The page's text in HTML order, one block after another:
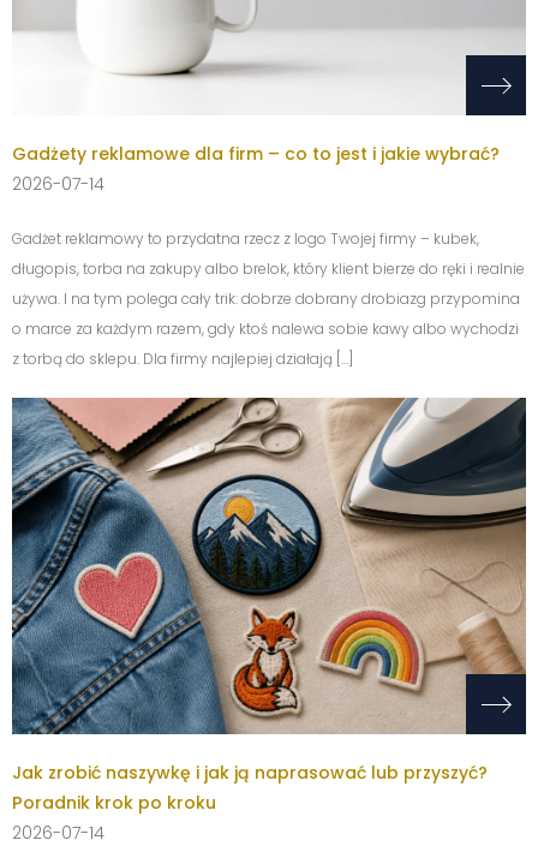
Gadżety reklamowe dla firm – co to jest i jakie wybrać?
2026-07-14
Gadżet reklamowy to przydatna rzecz z logo Twojej firmy – kubek,
długopis, torba na zakupy albo brelok, który klient bierze do ręki i realnie
używa. I na tym polega cały trik: dobrze dobrany drobiazg przypomina
o marce za każdym razem, gdy ktoś nalewa sobie kawy albo wychodzi
z torbą do sklepu. Dla firmy najlepiej działają […]
Jak zrobić naszywkę i jak ją naprasować lub przyszyć?
Poradnik krok po kroku
2026-07-14